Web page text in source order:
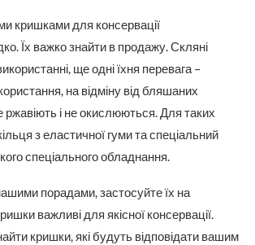
кришками для консервації
Їх важко знайти в продажу. Скляні
ще одні їхня перевага –
на відміну від бляшаних
ржавіють і не окислюються. Для таких
з еластичної гуми та спеціальний
спеціального обладнання.
порадами, застосуйте їх на
важливі для якісної консервації.
кришки, які будуть відповідати вашим